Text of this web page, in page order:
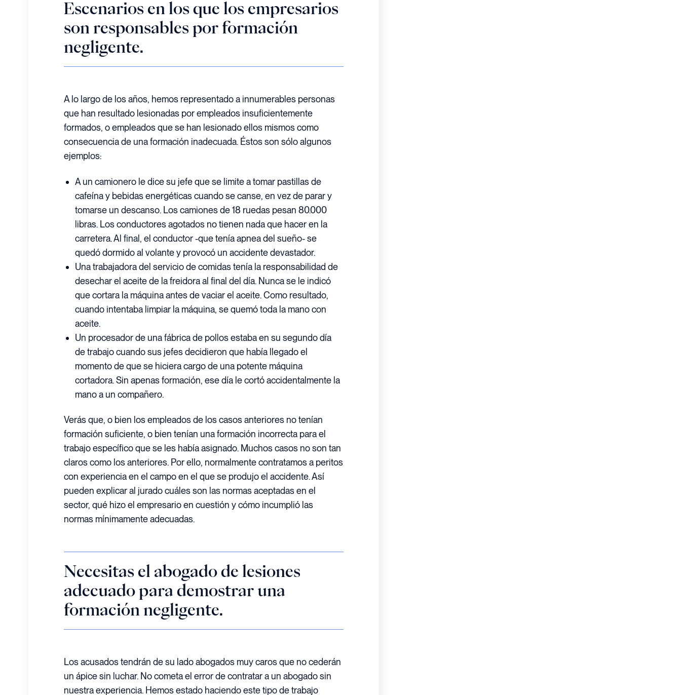
Escenarios en los que los empresarios
son responsables por formación
negligente.
A lo largo de los años, hemos representado a innumerables personas
que han resultado lesionadas por empleados insuficientemente
formados, o empleados que se han lesionado ellos mismos como
consecuencia de una formación inadecuada. Éstos son sólo algunos
ejemplos:
A un camionero le dice su jefe que se limite a tomar pastillas de
cafeína y bebidas energéticas cuando se canse, en vez de parar y
tomarse un descanso. Los camiones de 18 ruedas pesan 80.000
libras. Los conductores agotados no tienen nada que hacer en la
carretera. Al final, el conductor -que tenía apnea del sueño- se
quedó dormido al volante y provocó un accidente devastador.
Una trabajadora del servicio de comidas tenía la responsabilidad de
desechar el aceite de la freidora al final del día. Nunca se le indicó
que cortara la máquina antes de vaciar el aceite. Como resultado,
cuando intentaba limpiar la máquina, se quemó toda la mano con
aceite.
Un procesador de una fábrica de pollos estaba en su segundo día
de trabajo cuando sus jefes decidieron que había llegado el
momento de que se hiciera cargo de una potente máquina
cortadora. Sin apenas formación, ese día le cortó accidentalmente la
mano a un compañero.
Verás que, o bien los empleados de los casos anteriores no tenían
formación suficiente, o bien tenían una formación incorrecta para el
trabajo específico que se les había asignado. Muchos casos no son tan
claros como los anteriores. Por ello, normalmente contratamos a peritos
con experiencia en el campo en el que se produjo el accidente. Así
pueden explicar al jurado cuáles son las normas aceptadas en el
sector, qué hizo el empresario en cuestión y cómo incumplió las
normas mínimamente adecuadas.
Necesitas el abogado de lesiones
adecuado para demostrar una
formación negligente.
Los acusados tendrán de su lado abogados muy caros que no cederán
un ápice sin luchar. No cometa el error de contratar a un abogado sin
nuestra experiencia. Hemos estado haciendo este tipo de trabajo